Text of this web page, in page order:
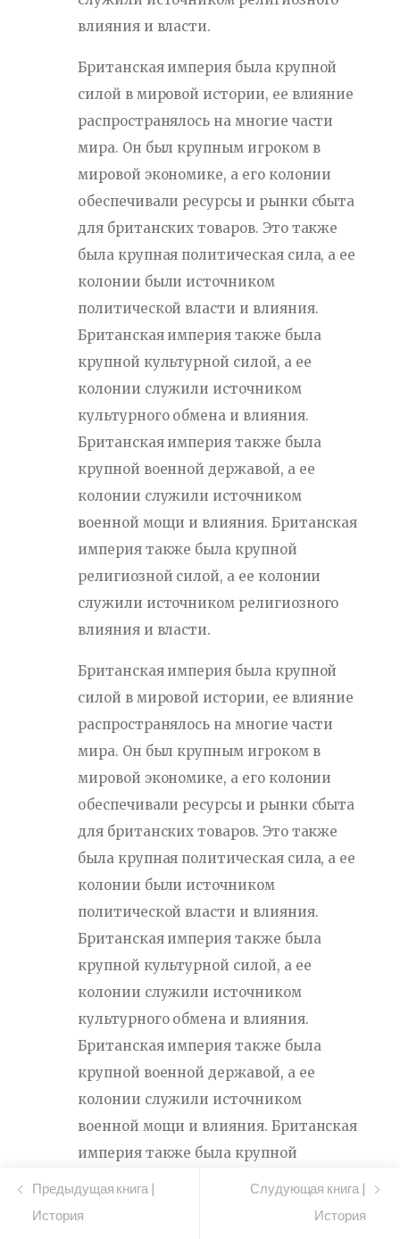
Слудующая книга |
История
Предыдущая книга |
История
влияния и власти.
Британская империя была крупной
силой в мировой истории, ее влияние
распространялось на многие части
мира. Он был крупным игроком в
мировой экономике, а его колонии
обеспечивали ресурсы и рынки сбыта
для британских товаров. Это также
была крупная политическая сила, а ее
колонии были источником
политической власти и влияния.
Британская империя также была
крупной культурной силой, а ее
колонии служили источником
культурного обмена и влияния.
Британская империя также была
крупной военной державой, а ее
колонии служили источником
военной мощи и влияния. Британская
империя также была крупной
религиозной силой, а ее колонии
служили источником религиозного
влияния и власти.
Британская империя была крупной
силой в мировой истории, ее влияние
распространялось на многие части
мира. Он был крупным игроком в
мировой экономике, а его колонии
обеспечивали ресурсы и рынки сбыта
для британских товаров. Это также
была крупная политическая сила, а ее
колонии были источником
политической власти и влияния.
Британская империя также была
крупной культурной силой, а ее
колонии служили источником
культурного обмена и влияния.
Британская империя также была
крупной военной державой, а ее
колонии служили источником
военной мощи и влияния. Британская
империя также была крупной
религиозной силой, а ее колонии
служили источником религиозного